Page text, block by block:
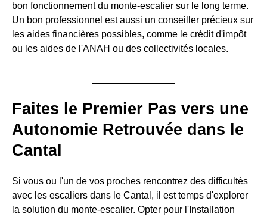
bon fonctionnement du monte-escalier sur le long terme.
Un bon professionnel est aussi un conseiller précieux sur
les aides financières possibles, comme le crédit d'impôt
ou les aides de l'ANAH ou des collectivités locales.
Faites le Premier Pas vers une
Autonomie Retrouvée dans le
Cantal
Si vous ou l'un de vos proches rencontrez des difficultés
avec les escaliers dans le Cantal, il est temps d'explorer
la solution du monte-escalier. Opter pour l'Installation